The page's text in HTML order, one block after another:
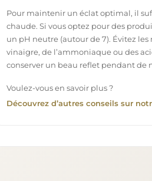
Pour maintenir un éclat optimal, il
chaude. Si vous optez pour des
un pH neutre (autour de 7). Évitez
vinaigre, de l’ammoniaque ou des
conserver un beau reflet pendant de
Voulez-vous en savoir plus ?
Découvrez d’autres conseils sur